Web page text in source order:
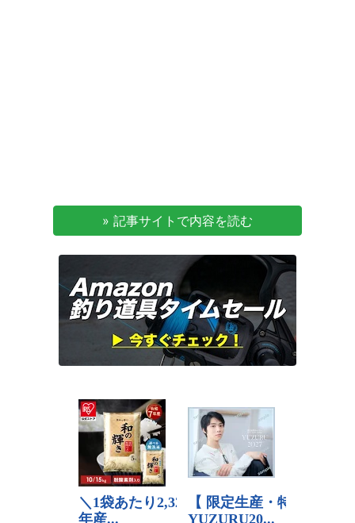
» 記事サイトで内容を読む